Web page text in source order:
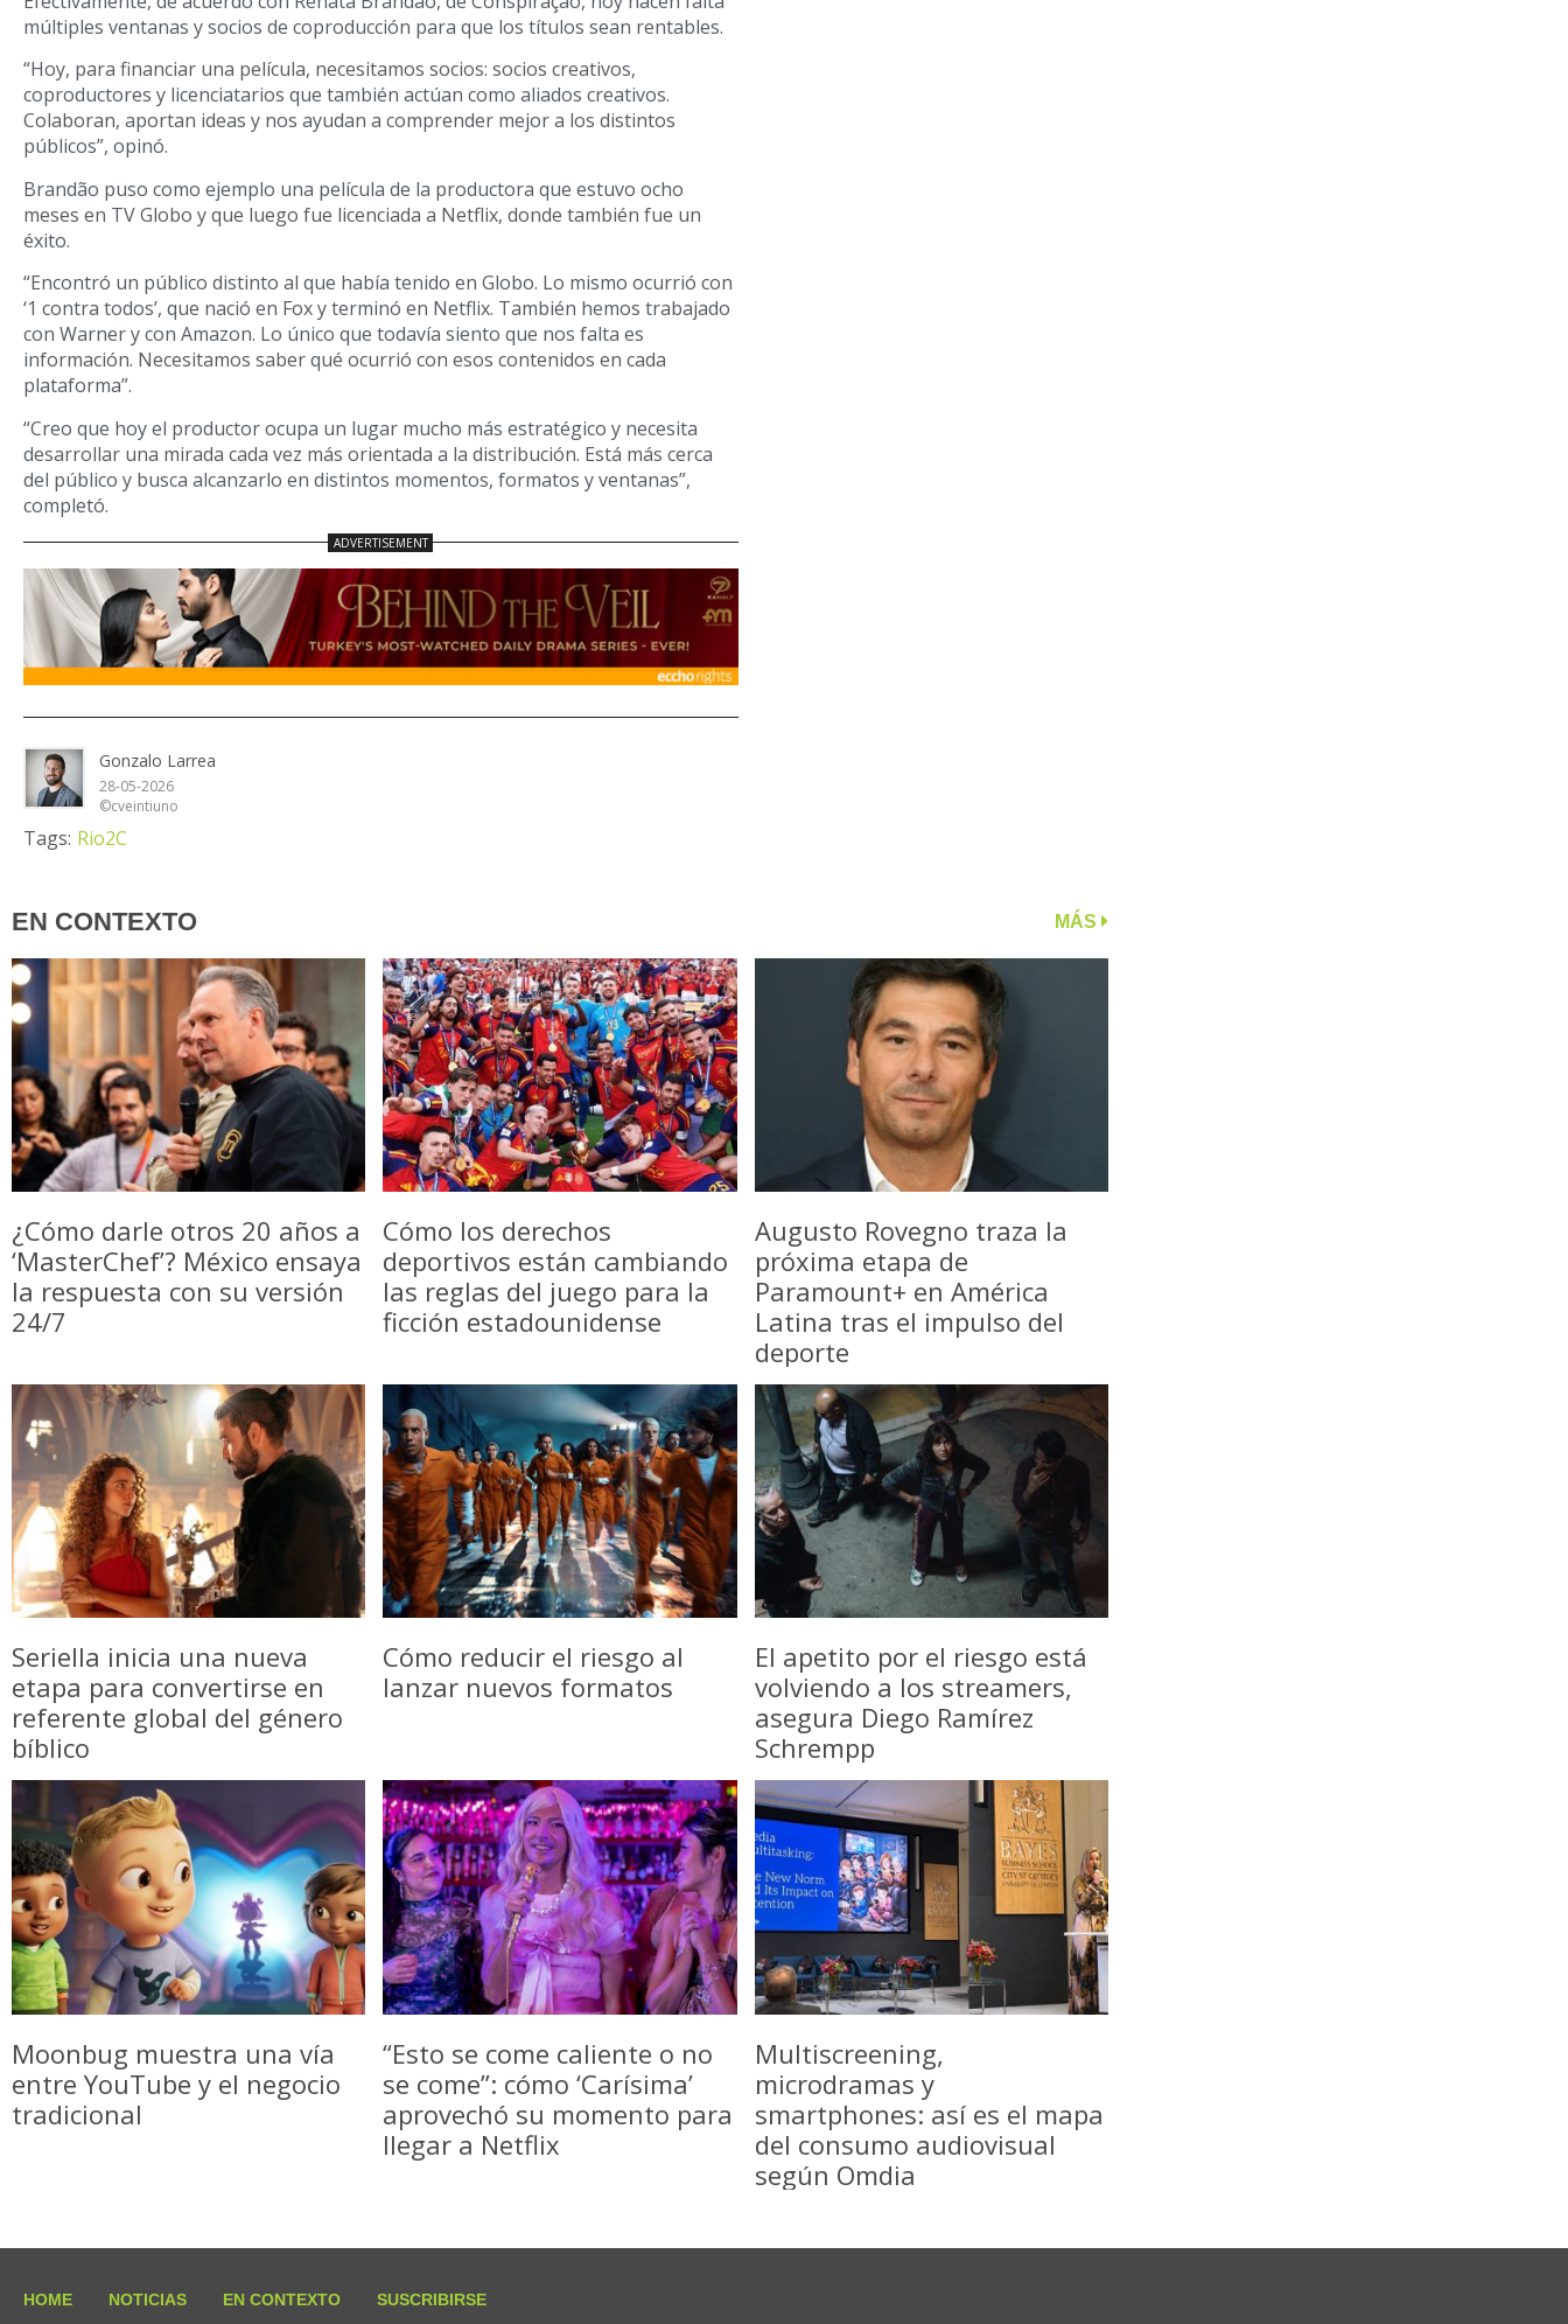
múltiples ventanas y socios de coproducción para que los títulos sean rentables.
“Hoy, para financiar una película, necesitamos socios: socios creativos,
coproductores y licenciatarios que también actúan como aliados creativos.
Colaboran, aportan ideas y nos ayudan a comprender mejor a los distintos
públicos”, opinó.
Brandão puso como ejemplo una película de la productora que estuvo ocho
meses en TV Globo y que luego fue licenciada a Netflix, donde también fue un
éxito.
“Encontró un público distinto al que había tenido en Globo. Lo mismo ocurrió con
‘1 contra todos’, que nació en Fox y terminó en Netflix. También hemos trabajado
con Warner y con Amazon. Lo único que todavía siento que nos falta es
información. Necesitamos saber qué ocurrió con esos contenidos en cada
plataforma”.
“Creo que hoy el productor ocupa un lugar mucho más estratégico y necesita
desarrollar una mirada cada vez más orientada a la distribución. Está más cerca
del público y busca alcanzarlo en distintos momentos, formatos y ventanas”,
completó.
Gonzalo Larrea
28-05-2026
©cveintiuno
Tags: Rio2C
EN CONTEXTO MÁS
¿Cómo darle otros 20 años a
‘MasterChef’? México ensaya
la respuesta con su versión
24/7
Cómo los derechos
deportivos están cambiando
las reglas del juego para la
ficción estadounidense
Augusto Rovegno traza la
próxima etapa de
Paramount+ en América
Latina tras el impulso del
deporte
Seriella inicia una nueva
etapa para convertirse en
referente global del género
bíblico
Cómo reducir el riesgo al
lanzar nuevos formatos
El apetito por el riesgo está
volviendo a los streamers,
asegura Diego Ramírez
Schrempp
Moonbug muestra una vía
entre YouTube y el negocio
tradicional
“Esto se come caliente o no
se come”: cómo ‘Carísima’
aprovechó su momento para
llegar a Netflix
Multiscreening,
microdramas y
smartphones: así es el mapa
del consumo audiovisual
según Omdia
HOME NOTICIAS EN CONTEXTO SUSCRIBIRSE